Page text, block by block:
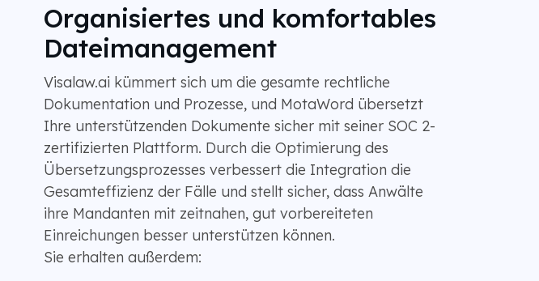
Organisiertes und komfortables
Dateimanagement
Visalaw.ai kümmert sich um die gesamte rechtliche
Dokumentation und Prozesse, und MotaWord übersetzt
Ihre unterstützenden Dokumente sicher mit seiner SOC 2-
zertifizierten Plattform. Durch die Optimierung des
Übersetzungsprozesses verbessert die Integration die
Gesamteffizienz der Fälle und stellt sicher, dass Anwälte
ihre Mandanten mit zeitnahen, gut vorbereiteten
Einreichungen besser unterstützen können.
Sie erhalten außerdem: